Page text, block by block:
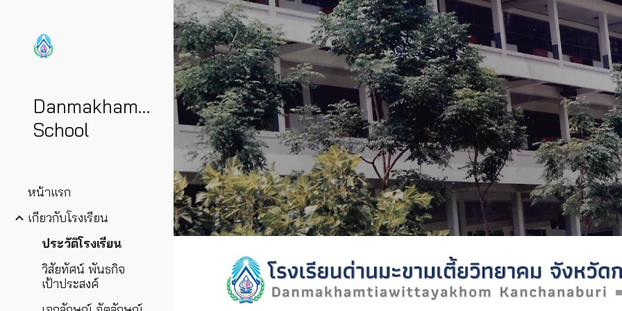
Skip to main content Skip to
DanmakhamtiaWittayakom
School
หน้าแรก
เกี่ยวกับโรงเรียน
ประวัติโรงเรียน
วิสัยทัศน์ พันธกิจ
เป้าประสงค์